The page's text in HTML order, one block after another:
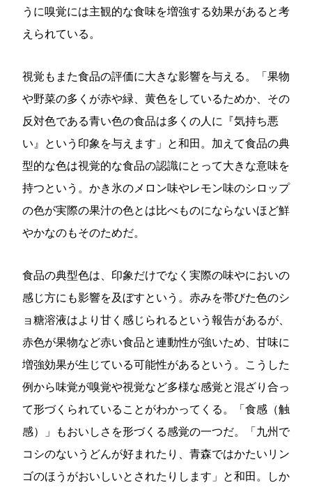
うに嗅覚には主観的な食味を増強する効果があると考
えられている。
視覚もまた食品の評価に大きな影響を与える。「果物
や野菜の多くが赤や緑、黄色をしているためか、その
反対色である青い色の食品は多くの人に『気持ち悪
い』という印象を与えます」と和田。加えて食品の典
型的な色は視覚的な食品の認識にとって大きな意味を
持つという。かき氷のメロン味やレモン味のシロップ
の色が実際の果汁の色とは比べものにならないほど鮮
やかなのもそのためだ。
食品の典型色は、印象だけでなく実際の味やにおいの
感じ方にも影響を及ぼすという。赤みを帯びた色のシ
ョ糖溶液はより甘く感じられるという報告があるが、
赤色が果物など赤い食品と連動性が強いため、甘味に
増強効果が生じている可能性があるという。こうした
例から味覚が嗅覚や視覚など多様な感覚と混ざり合っ
て形づくられていることがわかってくる。「食感（触
感）」もおいしさを形づくる感覚の一つだ。「九州で
コシのないうどんが好まれたり、青森ではかたいリン
ゴのほうがおいしいとされたりします」と和田。しか